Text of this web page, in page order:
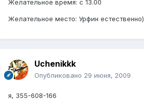
Желательное время: с 13.00
Желательное место: Урфин естественно)
Uchenikkk
Опубликовано 29 июня, 2009
я, 355-608-166